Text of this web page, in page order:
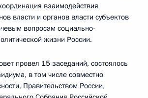
взаимодействия
власти и органов власти субъектов
вопросам социально-
жизни России.
провел 15 заседаний, состоялось
в том числе совместно
Правительством России,